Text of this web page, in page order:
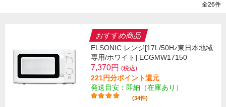
全26件
おすすめ商品
ELSONIC レンジ[17L/50Hz東日本地域
専用/ホワイト] ECGMW17150
7,370円 (税込)
221円分ポイント還元
発送目安：即納（在庫あり）
(34件)